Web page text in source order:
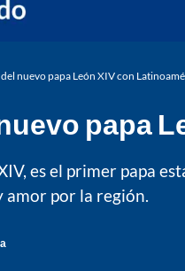
nuevo papa León XIV con
papa
es el primer papa
amor por la región.